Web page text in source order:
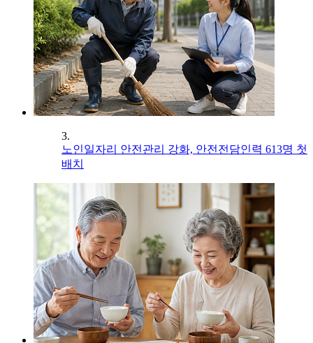
3.
노인일자리 안전관리 강화, 안전전담인력 613명 첫
배치